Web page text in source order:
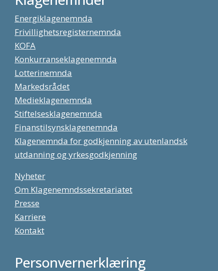
Energiklagenemnda
Frivillighetsregisternemnda
KOFA
Konkurranseklagenemnda
Lotterinemnda
Markedsrådet
Medieklagenemnda
Stiftelsesklagenemnda
Finanstilsynsklagenemnda
Klagenemnda for godkjenning av utenlandsk
utdanning og yrkesgodkjenning
Nyheter
Om Klagenemndssekretariatet
Presse
Karriere
Kontakt
Personvernerklæring